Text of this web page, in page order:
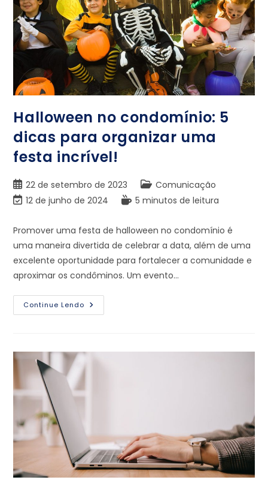
Halloween no condomínio: 5
dicas para organizar uma
festa incrível!
22 de setembro de 2023
Comunicação
12 de junho de 2024
5 minutos de leitura
Promover uma festa de halloween no condomínio é
uma maneira divertida de celebrar a data, além de uma
excelente oportunidade para fortalecer a comunidade e
aproximar os condôminos. Um evento…
Continue Lendo